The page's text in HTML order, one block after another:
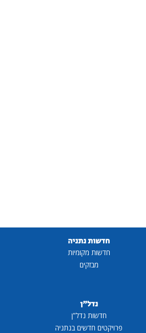
חדשות נתניה
חדשות מקומיות
מבזקים
נדל"ן
חדשות נדל"ן
פרויקטים חדשים בנתניה